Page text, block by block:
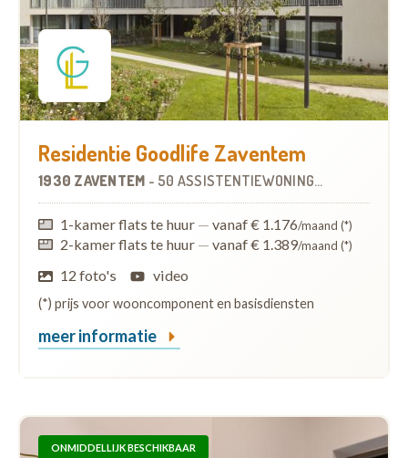
Residentie Goodlife Zaventem
1930 ZAVENTEM - 50 ASSISTENTIEWONINGEN
1-kamer flats te huur — vanaf € 1.176/maand (*)
2-kamer flats te huur — vanaf € 1.389/maand (*)
12 foto's video
(*) prijs voor wooncomponent en basisdiensten
meer informatie
ONMIDDELLIJK BESCHIKBAAR